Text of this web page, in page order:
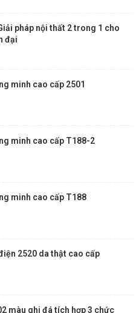
pháp nội thất 2 trong 1 cho
đại
minh cao cấp 2501
minh cao cấp T188-2
minh cao cấp T188
2520 da thật cao cấp
màu ghi đá tích hợp 3 chức